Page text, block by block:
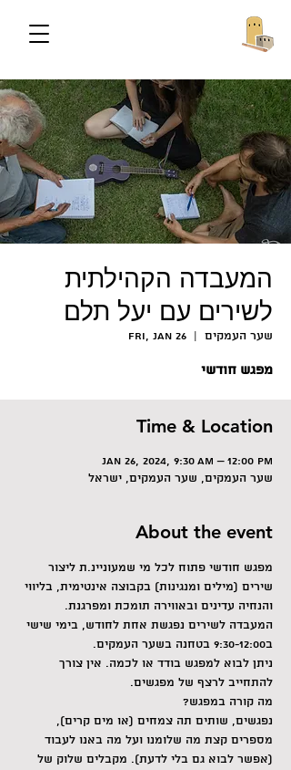
המעבדה הקהילתית
לשירים עם יעל תלם
Fri, Jan 26
  |
שער העמקים
מפגש חודשי
Time & Location
Jan 26, 2024, 9:30 AM – 12:00 PM
שער העמקים, שער העמקים, ישראל
About the event
מפגש חודשי פתוח לכל מי שמעוניינ.ת ליצור
שירים (מילים ומנגינות) בקבוצה אינטימית, בליווי
והנחיה עדינים ובאווירה תומכת ומפרגנת.
המעבדה לשירים נפגשת אחת לחודש, בימי שישי
ב9:30-12:00 בטחנה בשער העמקים.
ניתן לבוא למפגש בודד או לכמה. אין צורך
להתחייב לרצף של מפגשים.
מה קורה במפגש?
נפגשים, שותים תה צמחים (או מים קרים),
מספרים קצת מה שלומנו ועל מה באנו לעבוד
(אפשר לבוא גם בלי לדעת). מקבלים שלוק של